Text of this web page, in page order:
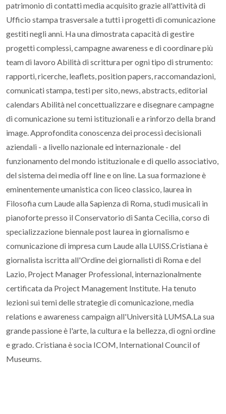
patrimonio di contatti media acquisito grazie all'attività di
Ufficio stampa trasversale a tutti i progetti di comunicazione
gestiti negli anni. Ha una dimostrata capacità di gestire
progetti complessi, campagne awareness e di coordinare più
team di lavoro Abilità di scrittura per ogni tipo di strumento:
rapporti, ricerche, leaflets, position papers, raccomandazioni,
comunicati stampa, testi per sito, news, abstracts, editorial
calendars Abilità nel concettualizzare e disegnare campagne
di comunicazione su temi istituzionali e a rinforzo della brand
image. Approfondita conoscenza dei processi decisionali
aziendali - a livello nazionale ed internazionale - del
funzionamento del mondo istituzionale e di quello associativo,
del sistema dei media off line e on line. La sua formazione è
eminentemente umanistica con liceo classico, laurea in
Filosofia cum Laude alla Sapienza di Roma, studi musicali in
pianoforte presso il Conservatorio di Santa Cecilia, corso di
specializzazione biennale post laurea in giornalismo e
comunicazione di impresa cum Laude alla LUISS.Cristiana è
giornalista iscritta all'Ordine dei giornalisti di Roma e del
Lazio, Project Manager Professional, internazionalmente
certificata da Project Management Institute. Ha tenuto
lezioni sui temi delle strategie di comunicazione, media
relations e awareness campaign all'Università LUMSA.La sua
grande passione è l'arte, la cultura e la bellezza, di ogni ordine
e grado. Cristiana è socia ICOM, International Council of
Museums.